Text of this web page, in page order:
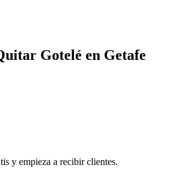
Gotelé en Getafe
y empieza a recibir clientes.